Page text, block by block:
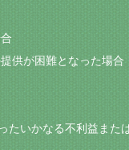
供が困難となった場合
たいかなる不利益また